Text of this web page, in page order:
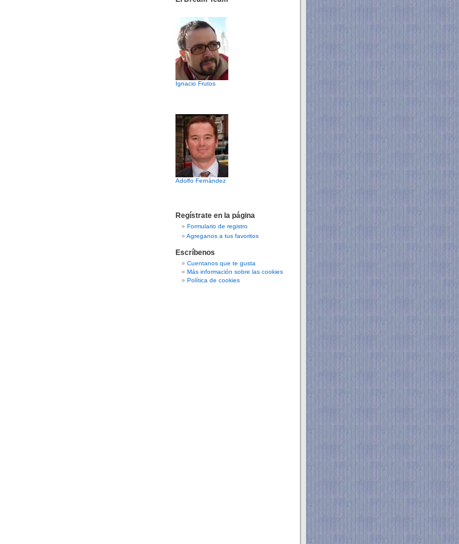
Ignacio Frutos
Adolfo Fernández
Regístrate en la página
Formulario de registro
Agreganos a tus favoritos
Escríbenos
Cuentanos que te gusta
Más información sobre las cookies
Política de cookies